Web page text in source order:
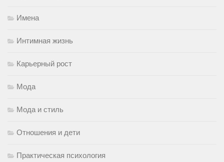
Имена
Интимная жизнь
Карьерный рост
Мода
Мода и стиль
Отношения и дети
Практическая психология